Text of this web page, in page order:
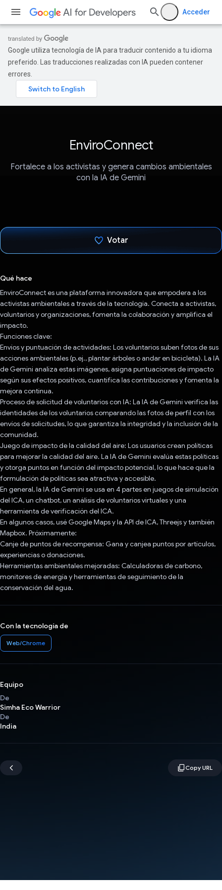
Acceder
Google utiliza tecnología de IA para traducir contenido a tu idioma
preferido. Las traducciones realizadas con IA pueden contener
errores.
EnviroConnect
Fortalece a los activistas y genera cambios ambientales
con la IA de Gemini
Votar
Qué hace
EnviroConnect es una plataforma innovadora que empodera a los
activistas ambientales a través de la tecnología. Conecta a activistas,
voluntarios y organizaciones, fomenta la colaboración y amplifica el
impacto.
Funciones clave:
Envíos y puntuación de actividades: Los voluntarios suben fotos de sus
acciones ambientales (p.ej., plantar árboles o andar en bicicleta). La IA
de Gemini analiza estas imágenes, asigna puntuaciones de impacto
según sus efectos positivos, cuantifica las contribuciones y fomenta la
mejora continua.
Proceso de solicitud de voluntarios con IA: La IA de Gemini verifica las
identidades de los voluntarios comparando las fotos de perfil con los
envíos de solicitudes, lo que garantiza la integridad y la inclusión de la
comunidad.
Juego de impacto de la calidad del aire: Los usuarios crean políticas
para mejorar la calidad del aire. La IA de Gemini evalúa estas políticas
y otorga puntos en función del impacto potencial, lo que hace que la
formulación de políticas sea atractiva y accesible.
En general, la IA de Gemini se usa en 4 partes en juegos de simulación
del ICA, un chatbot, un análisis de voluntarios virtuales y una
herramienta de verificación del ICA.
En algunos casos, usé Google Maps y la API de ICA, Threejs y también
Mapbox. Próximamente:
Canje de puntos de recompensa: Gana y canjea puntos por artículos,
experiencias o donaciones.
Herramientas ambientales mejoradas: Calculadoras de carbono,
monitores de energía y herramientas de seguimiento de la
conservación del agua.
Con la tecnología de
Web/Chrome
Equipo
De
Simha Eco Warrior
De
India